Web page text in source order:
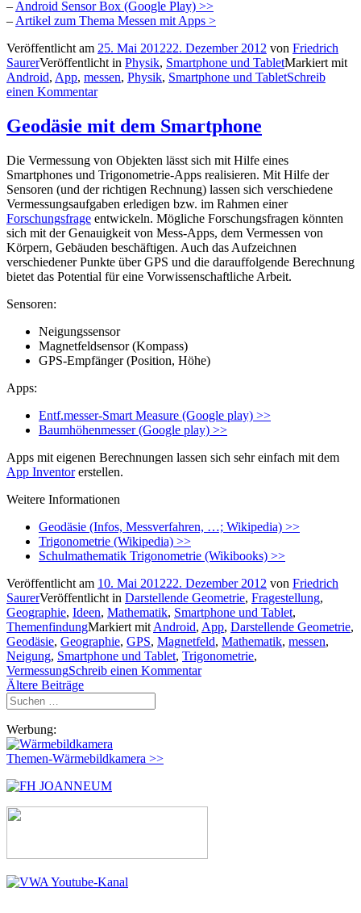
– Android Sensor Box (Google Play) >>
– Artikel zum Thema Messen mit Apps >
Veröffentlicht am 25. Mai 201222. Dezember 2012 von Friedrich
SaurerVeröffentlicht in Physik, Smartphone und TabletMarkiert mit
Android, App, messen, Physik, Smartphone und TabletSchreib
einen Kommentar
Geodäsie mit dem Smartphone
Die Vermessung von Objekten lässt sich mit Hilfe eines
Smartphones und Trigonometrie-Apps realisieren. Mit Hilfe der
Sensoren (und der richtigen Rechnung) lassen sich verschiedene
Vermessungsaufgaben erledigen bzw. im Rahmen einer
Forschungsfrage entwickeln. Mögliche Forschungsfragen könnten
sich mit der Genauigkeit von Mess-Apps, dem Vermessen von
Körpern, Gebäuden beschäftigen. Auch das Aufzeichnen
verschiedener Punkte über GPS und die darauffolgende Berechnung
bietet das Potential für eine Vorwissenschaftliche Arbeit.
Sensoren:
Neigungssensor
Magnetfeldsensor (Kompass)
GPS-Empfänger (Position, Höhe)
Apps:
Entf.messer-Smart Measure (Google play) >>
Baumhöhenmesser (Google play) >>
Apps mit eigenen Berechnungen lassen sich sehr einfach mit dem
App Inventorerstellen.
Weitere Informationen
Geodäsie (Infos, Messverfahren, …; Wikipedia) >>
Trigonometrie (Wikipedia) >>
Schulmathematik Trigonometrie (Wikibooks) >>
Veröffentlicht am 10. Mai 201222. Dezember 2012 von Friedrich
SaurerVeröffentlicht in Darstellende Geometrie, Fragestellung,
Geographie, Ideen, Mathematik, Smartphone und Tablet,
ThemenfindungMarkiert mit Android, App, Darstellende Geometrie,
Geodäsie, Geographie, GPS, Magnetfeld, Mathematik, messen,
Neigung, Smartphone und Tablet, Trigonometrie,
VermessungSchreib einen Kommentar
Beitragsnavigation
Ältere Beiträge
Suchen
nach:
Werbung:
Themen-Wärmebildkamera >>